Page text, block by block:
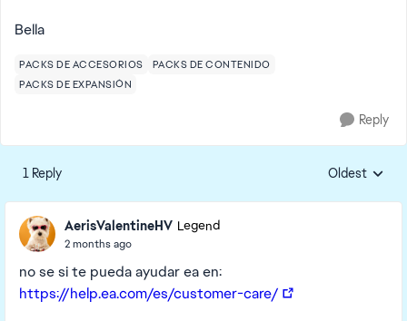
Bella
PACKS DE ACCESORIOS
PACKS DE CONTENIDO
PACKS DE EXPANSIÓN
Reply
1 Reply Replies
Oldest
AerisValentineHV Legend
2 months ago
no se si te pueda ayudar ea en:
https://help.ea.com/es/customer-care/